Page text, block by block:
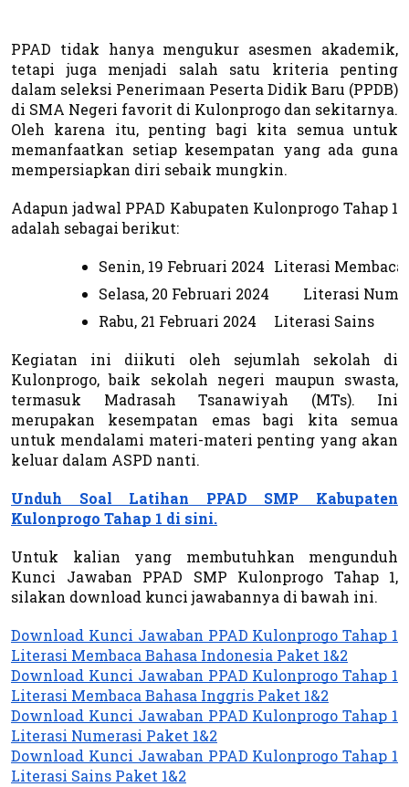
PPAD tidak hanya mengukur asesmen akademik,
tetapi juga menjadi salah satu kriteria penting
dalam seleksi Penerimaan Peserta Didik Baru (PPDB)
di SMA Negeri favorit di Kulonprogo dan sekitarnya.
Oleh karena itu, penting bagi kita semua untuk
memanfaatkan setiap kesempatan yang ada guna
mempersiapkan diri sebaik mungkin.
Adapun jadwal PPAD Kabupaten Kulonprogo Tahap 1
adalah sebagai berikut:
Senin, 19 Februari 2024 Literasi Membaca
Selasa, 20 Februari 2024
Literasi
Rabu, 21 Februari 2024
Literasi Sains
Kegiatan ini diikuti oleh sejumlah sekolah di
Kulonprogo, baik sekolah negeri maupun swasta,
termasuk Madrasah Tsanawiyah (MTs). Ini
merupakan kesempatan emas bagi kita semua
untuk mendalami materi-materi penting yang akan
keluar dalam ASPD nanti.
Unduh Soal Latihan PPAD SMP Kabupaten
Kulonprogo Tahap 1 di sini.
Untuk kalian yang membutuhkan mengunduh
Kunci Jawaban PPAD SMP Kulonprogo Tahap 1,
silakan download kunci jawabannya di bawah ini.
Download Kunci Jawaban PPAD Kulonprogo Tahap 1
Literasi Membaca Bahasa Indonesia Paket 1&2
Download Kunci Jawaban PPAD Kulonprogo Tahap 1
Literasi Membaca Bahasa Inggris Paket 1&2
Download Kunci Jawaban PPAD Kulonprogo Tahap 1
Literasi Numerasi Paket 1&2
Download Kunci Jawaban PPAD Kulonprogo Tahap 1
Literasi Sains Paket 1&2